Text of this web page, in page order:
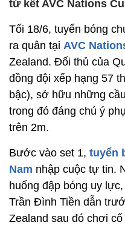
tứ kết AVC Nations
Tối 18/6, tuyển bóng
ra quân tại AVC
Zealand. Đối thủ của
đồng đội xếp hạng 57
bậc), sở hữu những
trong đó đáng chú ý
trên 2m.
Bước vào set 1, tuyển
Nam nhập cuộc tự tin.
huống đập bóng uy
Trần Đình Tiền dẫn
Zealand sau đó chơi